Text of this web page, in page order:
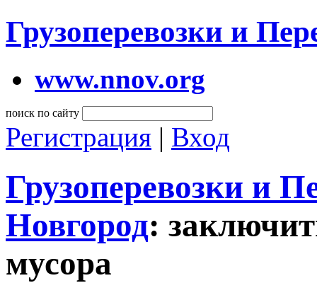
Грузоперевозки и
www.nnov.org
поиск по сайту
Регистрация | Вход
Грузоперевозки и
Новгород:
мусора